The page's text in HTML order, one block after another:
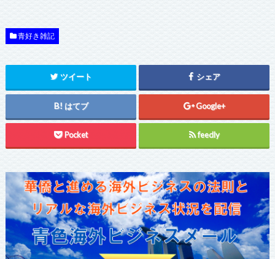
青好き雑記
ツイート シェア
はてブ Google+
Pocket feedly